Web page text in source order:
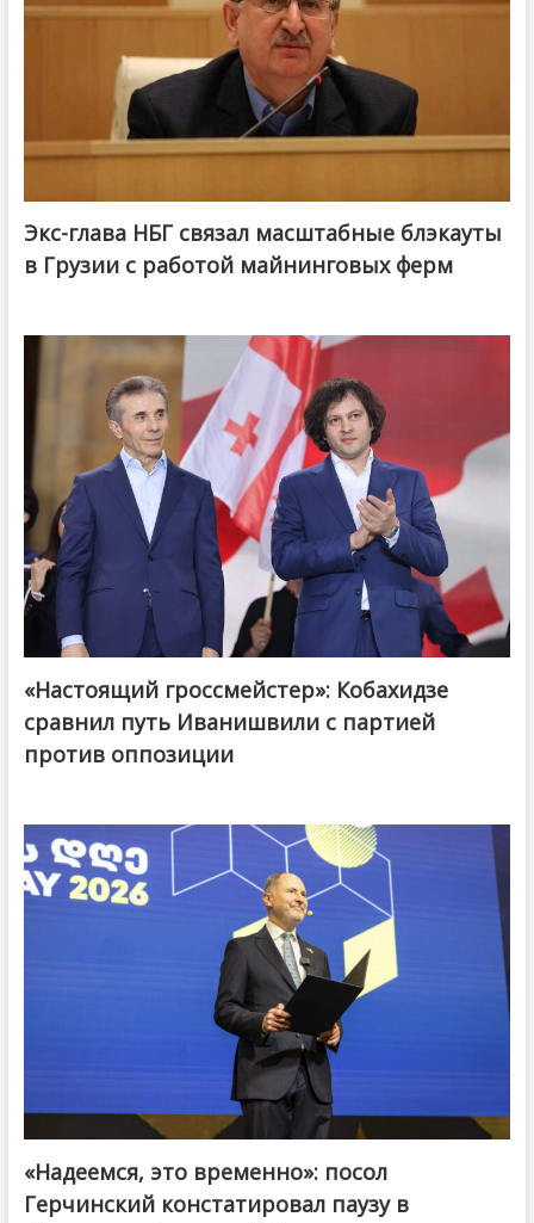
Экс-глава НБГ связал масштабные блэкауты
в Грузии с работой майнинговых ферм
@ქართული ოცნება / Georgian Dream
«Настоящий гроссмейстер»: Кобахидзе
сравнил путь Иванишвили с партией
против оппозиции
«Надеемся, это временно»: посол
Герчинский констатировал паузу в